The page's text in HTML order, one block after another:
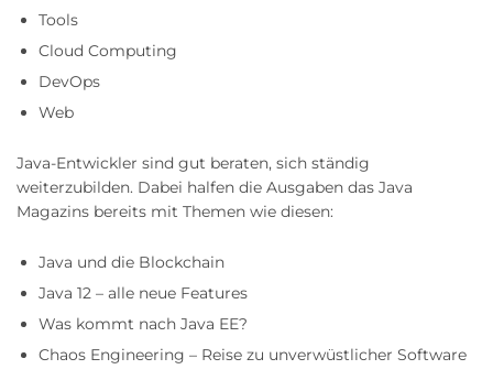
Tools
Cloud Computing
DevOps
Web
Java-Entwickler sind gut beraten, sich ständig
weiterzubilden. Dabei halfen die Ausgaben das Java
Magazins bereits mit Themen wie diesen:
Java und die Blockchain
Java 12 – alle neue Features
Was kommt nach Java EE?
Chaos Engineering – Reise zu unverwüstlicher Software